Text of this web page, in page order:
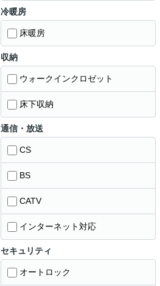
冷暖房
床暖房
収納
ウォークインクロゼット
床下収納
通信・放送
CS
BS
CATV
インターネット対応
セキュリティ
オートロック